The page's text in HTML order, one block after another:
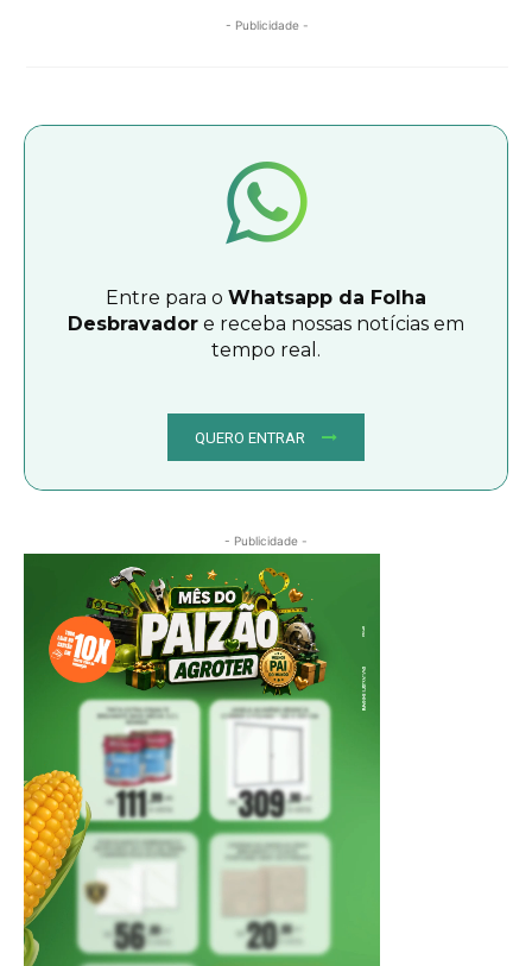
- Publicidade -
Entre para o Whatsapp da Folha
Desbravador e receba nossas notícias em
tempo real.
QUERO ENTRAR
- Publicidade -